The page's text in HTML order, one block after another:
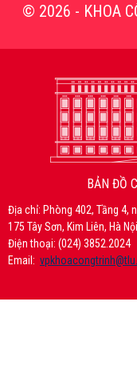
© 2026 - KHOA CÔNG TRÌNH - TRƯỜNG ĐẠI HỌC
BẢN ĐỒ
Địa chỉ: Phòng 402, Tầng 4,
175 Tây Sơn, Kim Liên, Hà Nội
Điện thoại: (024) 3852.2024
Email: